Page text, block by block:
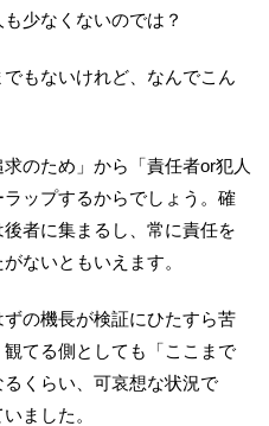
少なくないのでは？
もないけれど、なんでこん
のため」から「責任者or犯人
ップするからでしょう。確
者に集まるし、常に責任を
ないともいえます。
の機長が検証にひたすら苦
てる側としても「ここまで
くらい、可哀想な状況で
ました。